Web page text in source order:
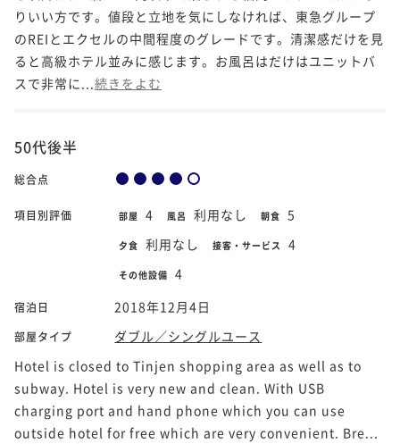
りいい方です。値段と立地を気にしなければ、東急グループ
のREIとエクセルの中間程度のグレードです。清潔感だけを見
ると高級ホテル並みに感じます。お風呂はだけはユニットバ
スで非常に... 続きをよむ
50代後半
総合点
項目別評価 部屋 4 風呂 利用なし 朝食 5
夕食 利用なし 接客・サービス 4
その他設備 4
宿泊日 2018年12月4日
部屋タイプ
ダブル／シングルユース
Hotel is closed to Tinjen shopping area as well as to
subway. Hotel is very new and clean. With USB
charging port and hand phone which you can use
outside hotel for free which are very convenient. Bre...